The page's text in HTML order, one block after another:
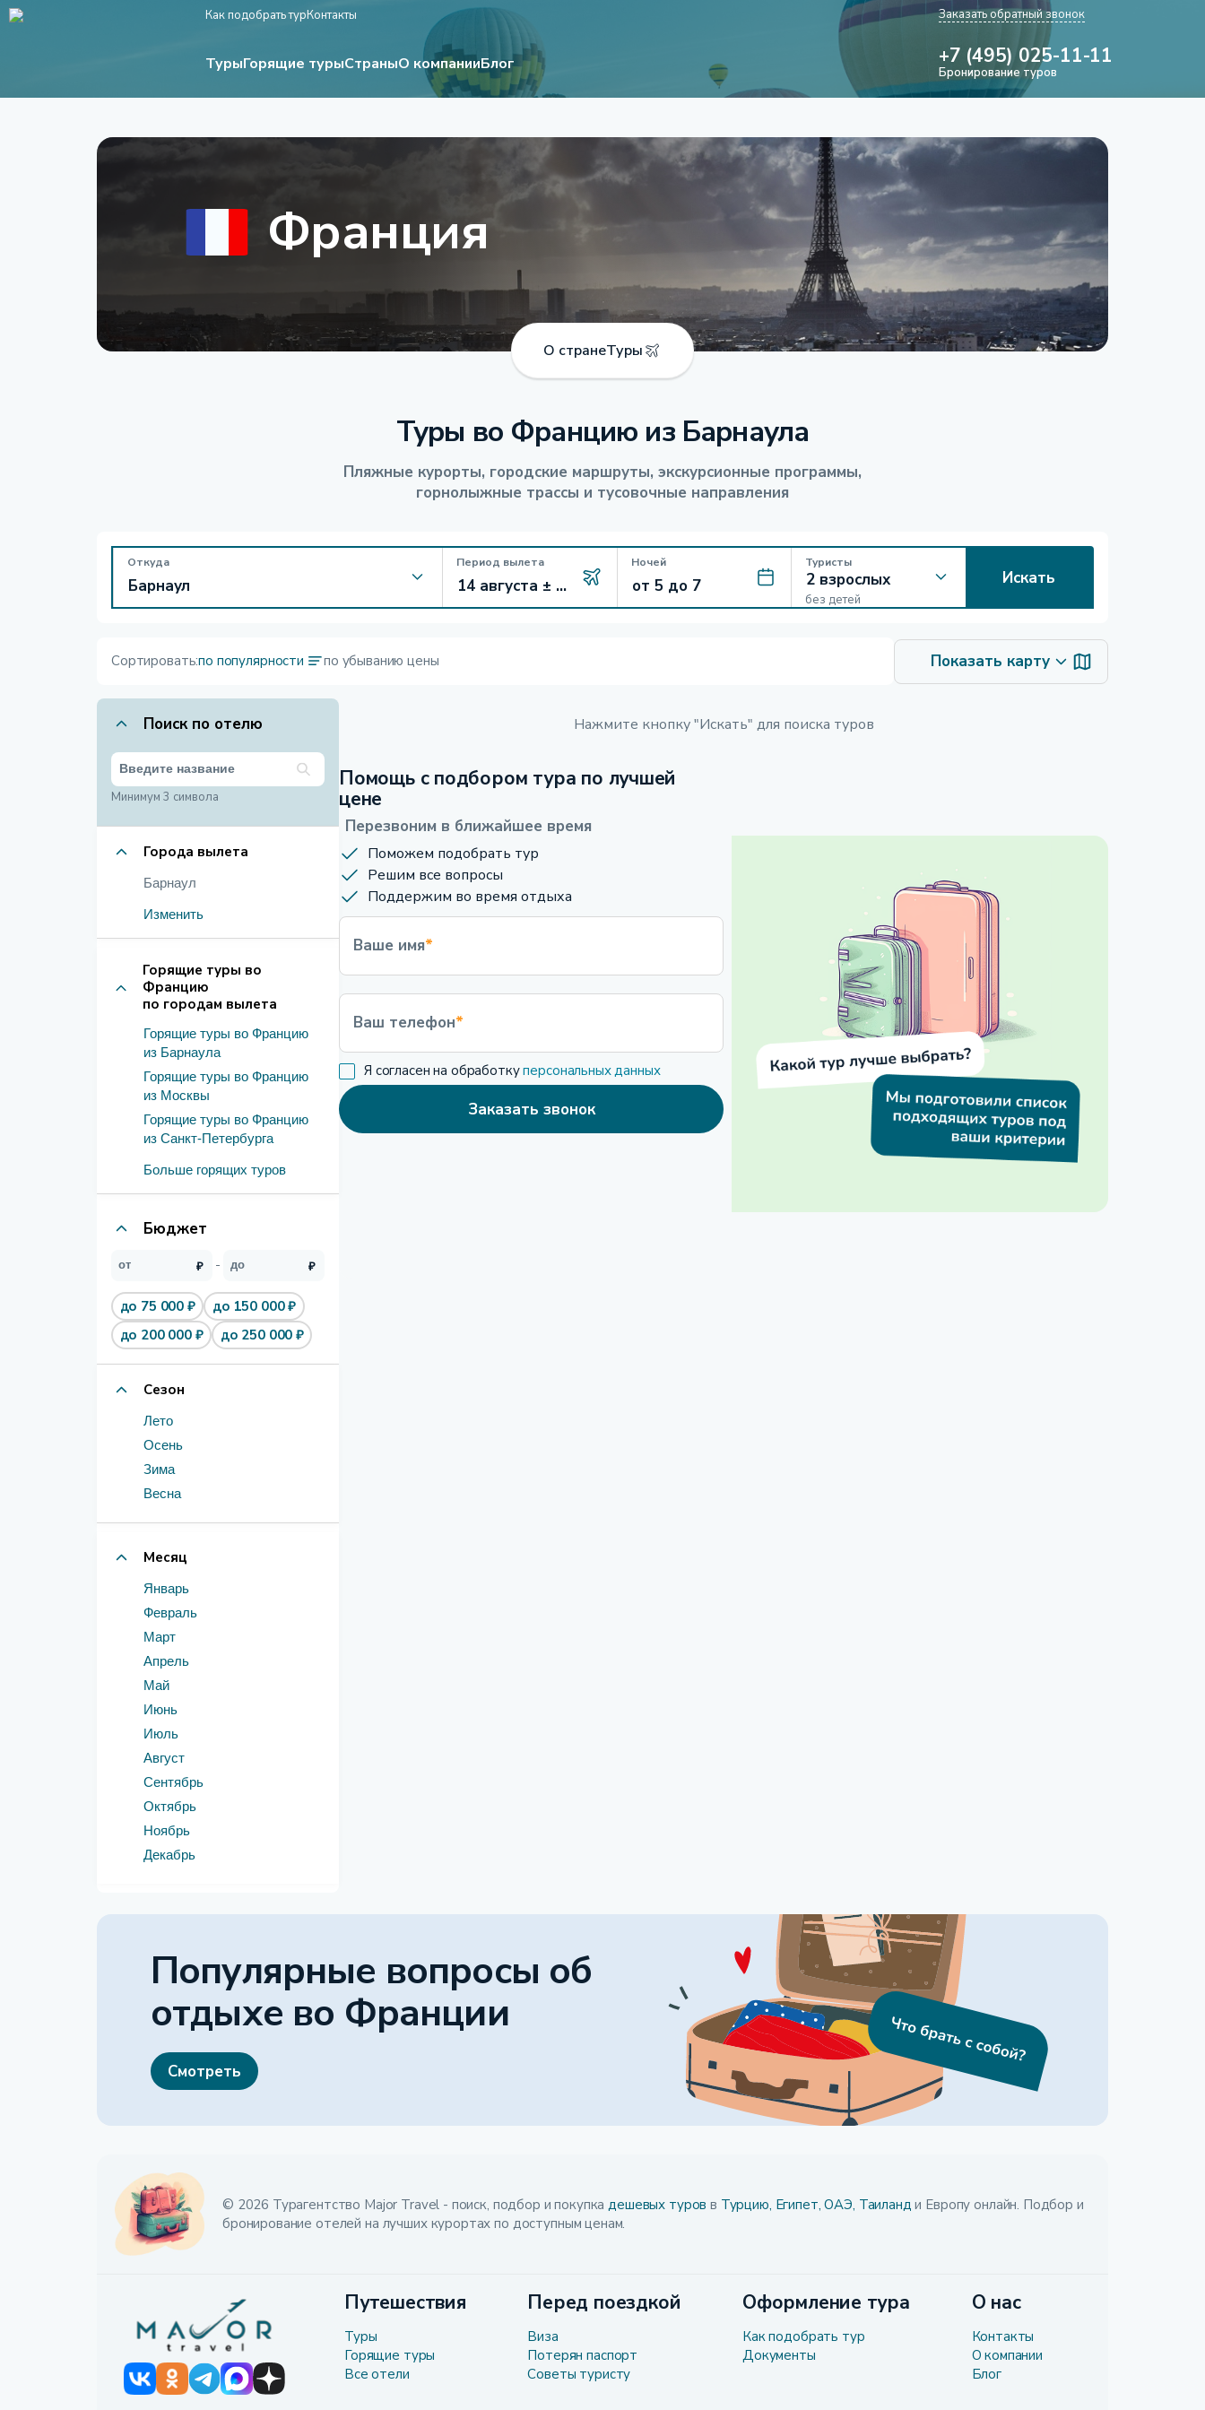
Как подобрать турКонтакты
ТурыГорящие турыСтраныО компанииБлог
Заказать обратный звонок
+7 (495) 025-11-11
Бронирование туров
Франция
О странеТуры
Туры во Францию из Барнаула
Пляжные курорты, городские маршруты, экскурсионные программы,
горнолыжные трассы и тусовочные направления
Откуда Период вылета Ночей Туристы
без детей
Искать
Сортировать:по популярности по убыванию цены Показать карту
Поиск по отелю
Минимум 3 символа
Города вылета
Барнаул
Изменить
Горящие туры во
Францию
по городам вылета
Горящие туры во Францию
из Барнаула
Горящие туры во Францию
из Москвы
Горящие туры во Францию
из Санкт-Петербурга
Больше горящих туров
Бюджет
до 75 000 ₽
до 150 000 ₽
до 200 000 ₽
до 250 000 ₽
Сезон
Лето
Осень
Зима
Весна
Месяц
Январь
Февраль
Март
Апрель
Май
Июнь
Июль
Август
Сентябрь
Октябрь
Ноябрь
Декабрь
Нажмите кнопку "Искать" для поиска туров
Помощь с подбором тура по лучшей
цене
Перезвоним в ближайшее время
Поможем подобрать тур
Решим все вопросы
Поддержим во время отдыха
Ваше имя*
Ваш телефон*
Я согласен на обработкуперсональных данных
Заказать звонок
Популярные вопросы об
отдыхе во Франции
Смотреть
© 2026 Турагентство Major Travel - поиск, подбор и покупкадешевых туров в Турцию, Египет, ОАЭ, Таиланд и Европу онлайн. Подбор и
бронирование отелей на лучших курортах по доступным ценам.
Путешествия
Туры
Горящие туры
Все отели
Перед поездкой
Виза
Потерян паспорт
Советы туристу
Оформление тура
Как подобрать тур
Документы
О нас
Контакты
О компании
Блог